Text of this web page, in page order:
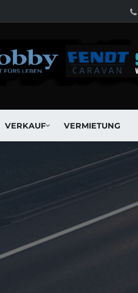
VERKAUF VERMIETUNG